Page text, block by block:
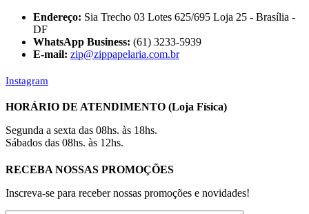
Endereço: Sia Trecho 03 Lotes 625/695 Loja 25 - Brasília -
DF
WhatsApp Business: (61) 3233-5939
E-mail: zip@zippapelaria.com.br
Instagram
HORÁRIO DE ATENDIMENTO (Loja Física)
Segunda a sexta das 08hs. às 18hs.
Sábados das 08hs. às 12hs.
RECEBA NOSSAS PROMOÇÕES
Inscreva-se para receber nossas promoções e novidades!